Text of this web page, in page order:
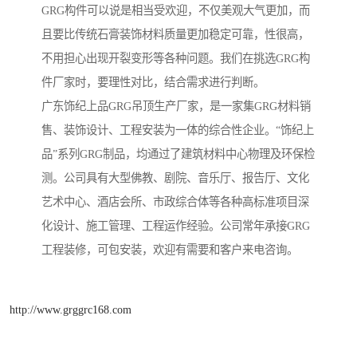
GRG构件可以说是相当受欢迎，不仅美观大气更加，而
且要比传统石膏装饰材料质量更加稳定可靠，性很高，
不用担心出现开裂变形等各种问题。我们在挑选GRG构
件厂家时，要理性对比，结合需求进行判断。
广东饰纪上品GRG吊顶生产厂家，是一家集GRG材料销
售、装饰设计、工程安装为一体的综合性企业。“饰纪上
品”系列GRG制品，均通过了建筑材料中心物理及环保检
测。公司具有大型佛教、剧院、音乐厅、报告厅、文化
艺术中心、酒店会所、市政综合体等各种高标准项目深
化设计、施工管理、工程运作经验。公司常年承接GRG
工程装修，可包安装，欢迎有需要和客户来电咨询。
http://www.grggrc168.com